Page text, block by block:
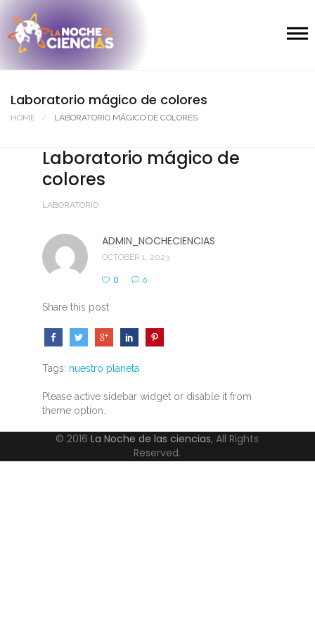
Laboratorio mágico de colores
HOME LABORATORIO MÁGICO DE COLORES
Laboratorio mágico de
colores
LABORATORIO
ADMIN_NOCHECIENCIAS
OCTOBER 1, 2023
0 0
Share this post
Tags: nuestro planeta
Please active sidebar widget or disable it from
theme option.
© 2016La Noche de las ciencias, All Rights
Reserved.